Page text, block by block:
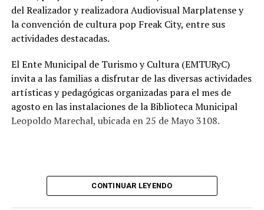
recorrido administrativo con la intervención de la
Comisión de Estudio de Ofertas y Adjudicación, que
tendrá a su cargo la evaluación de las propuestas
obra.
del Realizador y realizadora Audiovisual Marplatense y
la convención de cultura pop Freak City, entre sus
actividades destacadas.
El Ente Municipal de Turismo y Cultura (EMTURyC)
invita a las familias a disfrutar de las diversas actividades
artísticas y pedagógicas organizadas para el mes de
agosto en las instalaciones de la Biblioteca Municipal
Leopoldo Marechal, ubicada en 25 de Mayo 3108.
Culturales”, a cargo del grupo Cul Mardel, que se podrá
visitar del 3 al 14 de agosto de manera gratuita.
CONTINUAR LEYENDO